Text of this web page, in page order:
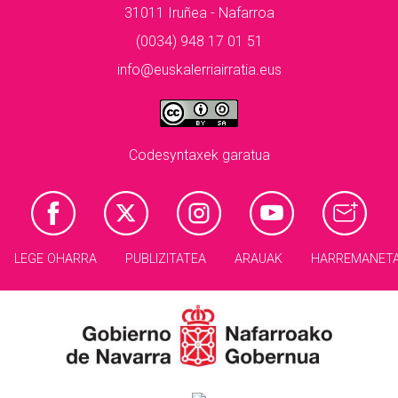
31011 Iruñea - Nafarroa
(0034) 948 17 01 51
info@euskalerriairratia.eus
Codesyntaxek garatua
LEGE OHARRA PUBLIZITATEA ARAUAK